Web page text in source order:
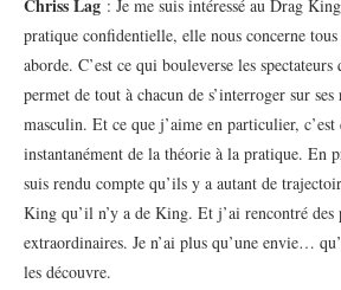
Chriss Lag : Je me suis intéressé au Drag
pratique confidentielle, elle nous concerne tous
aborde. C’est ce qui bouleverse les
permet de tout à chacun de s’interroger sur
masculin. Et ce que j’aime en particulier, c’est
instantanément de la théorie à la pratique. En
suis rendu compte qu’ils y a autant de
King qu’il n’y a de King. Et j’ai rencontré des
extraordinaires. Je n’ai plus qu’une envie…
les découvre.